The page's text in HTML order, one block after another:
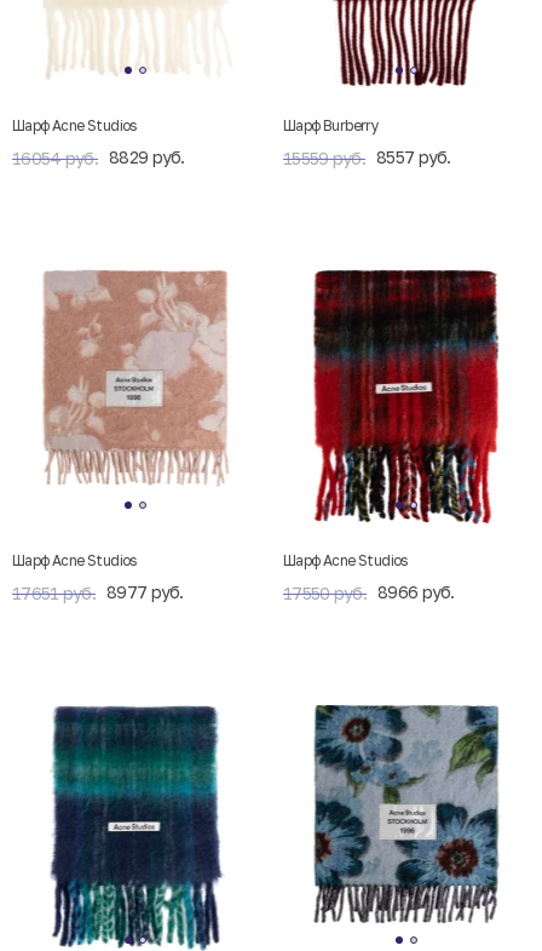
Шарф Acne Studios
16054 руб. 8829 руб.
Шарф Burberry
15559 руб. 8557 руб.
Шарф Acne Studios
17651 руб. 8977 руб.
Шарф Acne Studios
17550 руб. 8966 руб.